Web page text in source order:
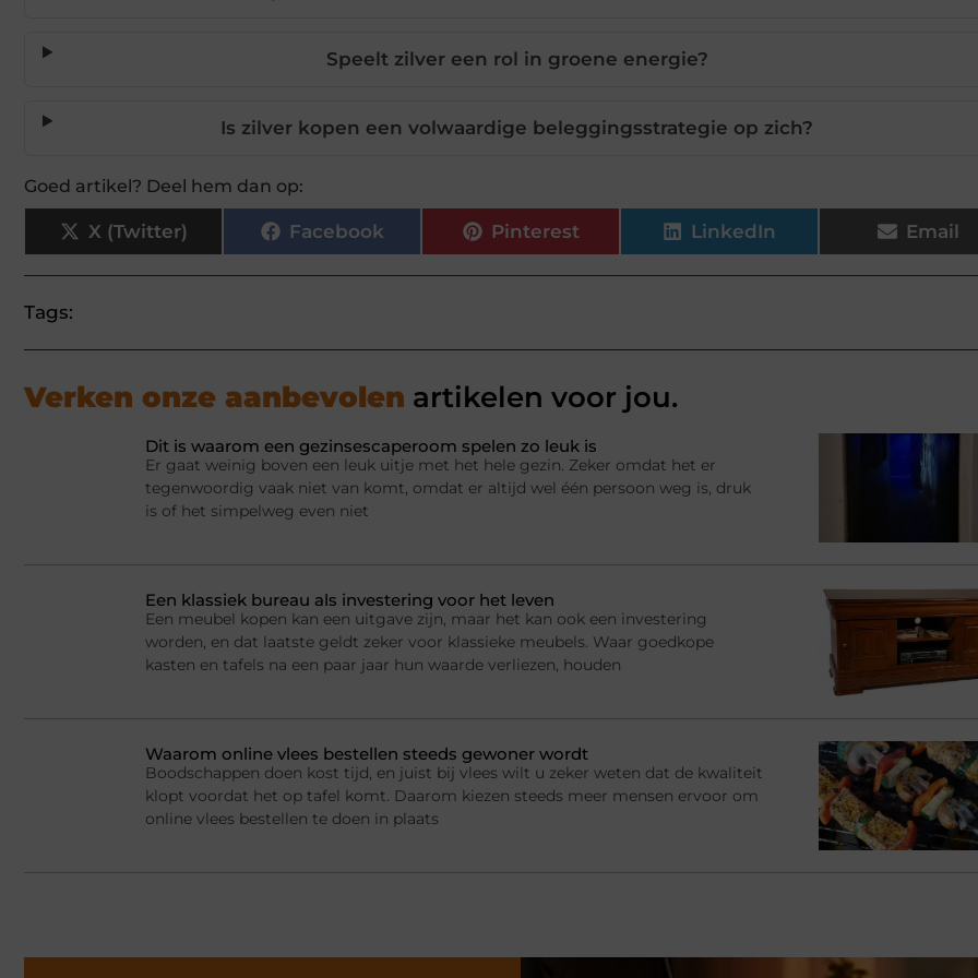
Speelt zilver een rol in groene energie?
Is zilver kopen een volwaardige beleggingsstrategie op zich?
Goed artikel? Deel hem dan op:
X (Twitter) Facebook Pinterest LinkedIn Email
Tags:
Verken onze aanbevolen artikelen voor jou.
Dit is waarom een gezinsescaperoom spelen zo leuk is
Er gaat weinig boven een leuk uitje met het hele gezin. Zeker omdat het er
tegenwoordig vaak niet van komt, omdat er altijd wel één persoon weg is, druk
is of het simpelweg even niet
Een klassiek bureau als investering voor het leven
Een meubel kopen kan een uitgave zijn, maar het kan ook een investering
worden, en dat laatste geldt zeker voor klassieke meubels. Waar goedkope
kasten en tafels na een paar jaar hun waarde verliezen, houden
Waarom online vlees bestellen steeds gewoner wordt
Boodschappen doen kost tijd, en juist bij vlees wilt u zeker weten dat de kwaliteit
klopt voordat het op tafel komt. Daarom kiezen steeds meer mensen ervoor om
online vlees bestellen te doen in plaats